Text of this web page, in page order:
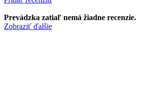
Prevádzka zatiaľ nemá žiadne recenzie.
Zobraziť ďalšie